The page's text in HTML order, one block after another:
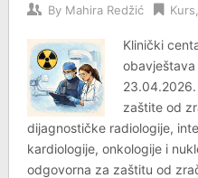
By Mahira Redžić Kurs
Klinički
zaštite od
dijagnostičke radiologije,
kardiologije, onkologije i
odgovorna za zaštitu od